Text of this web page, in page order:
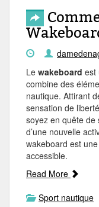
Le wakeboard est
combine des
nautique. Attirant
sensation de
soyez en quête de
d’une nouvelle
wakeboard est
accessible.
Read More
Sport nautique